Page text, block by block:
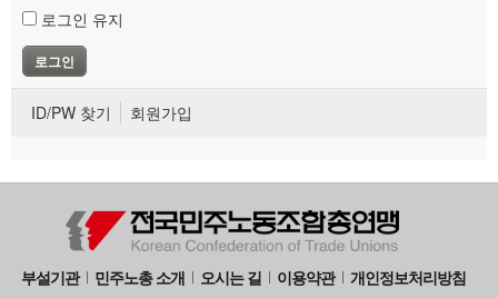
로그인 유지
ID/PW 찾기 회원가입
부설기관 민주노총 소개 오시는 길 이용약관 개인정보처리방침